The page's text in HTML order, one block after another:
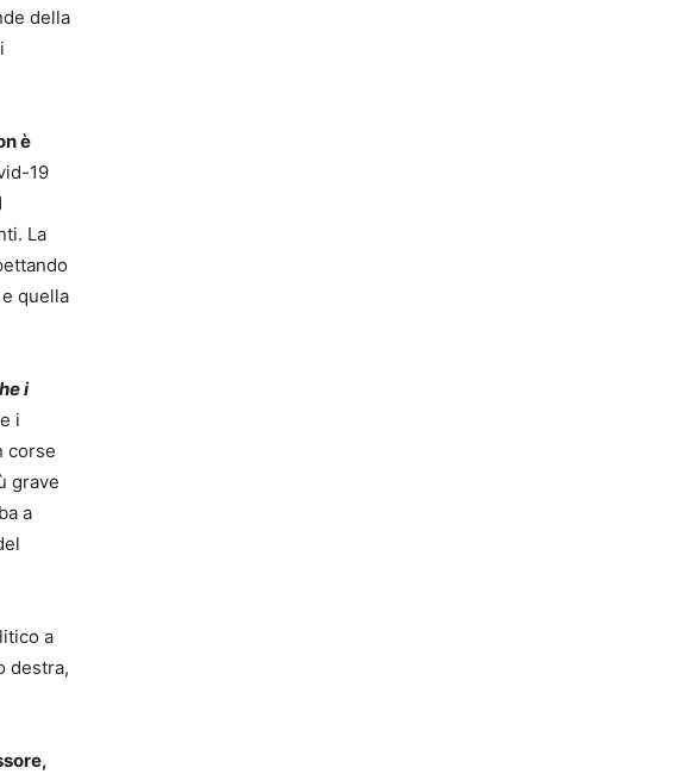
della
è
19
La
quella
i
i
corse
grave
a
a
destra,